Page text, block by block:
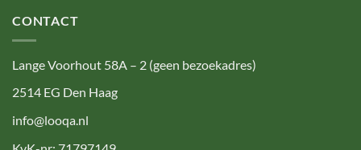
CONTACT
Lange Voorhout 58A – 2 (geen bezoekadres)
2514 EG Den Haag
info@looqa.nl